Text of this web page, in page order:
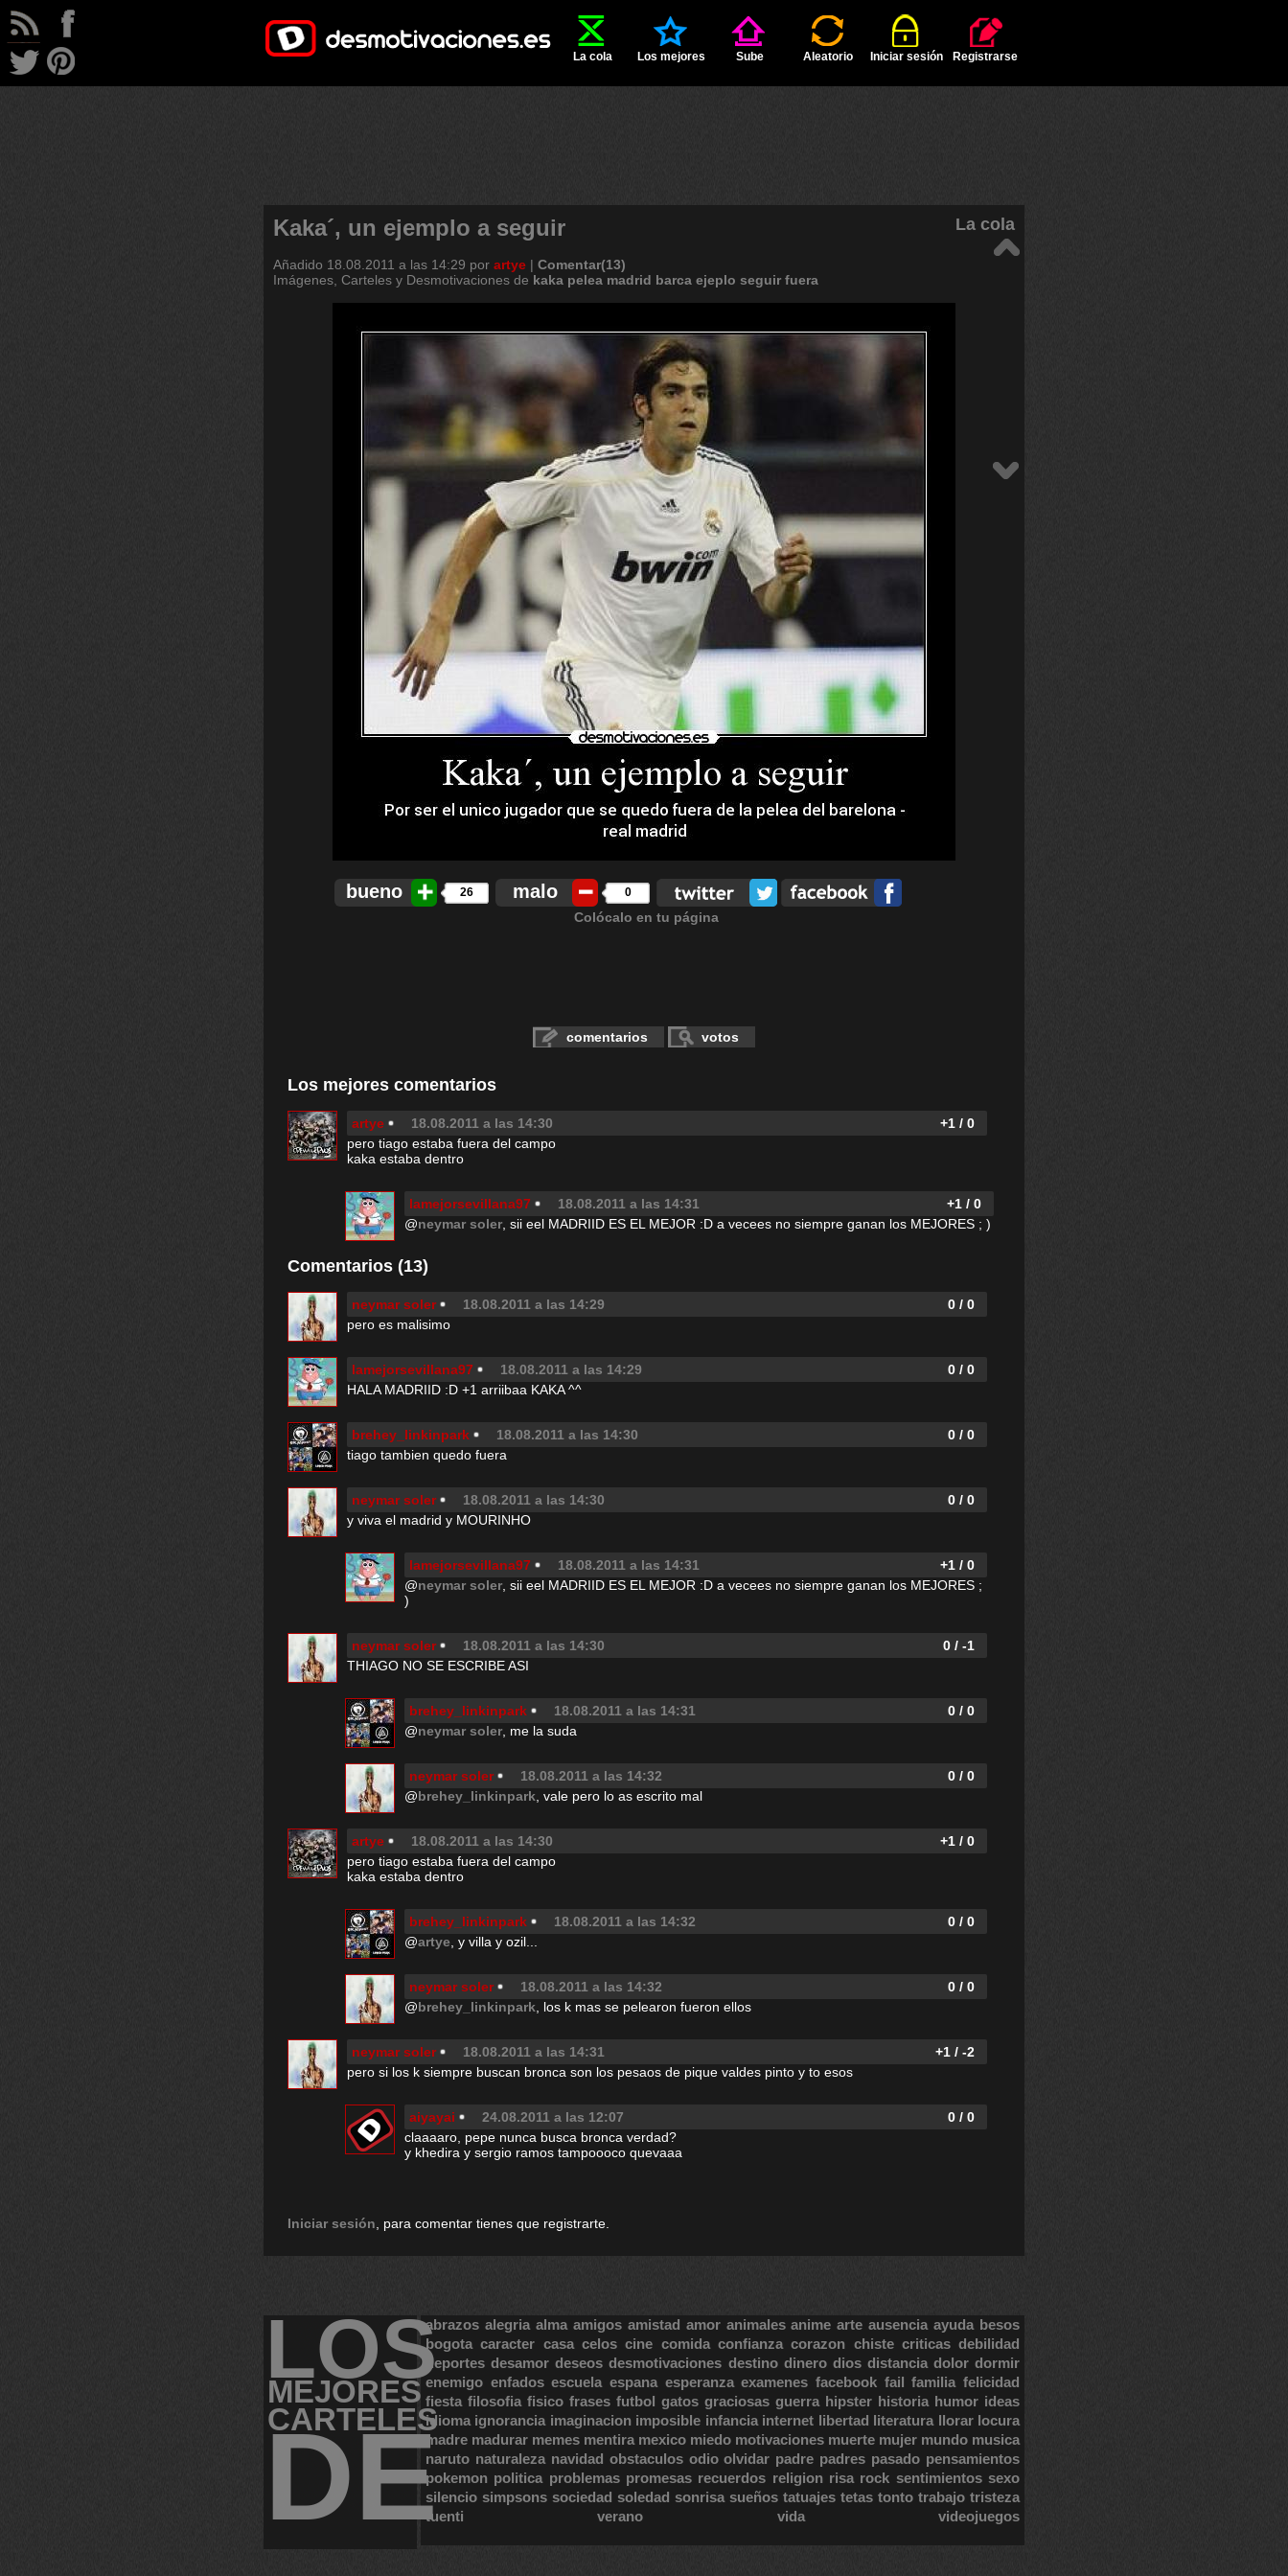
La cola Los mejores Sube Aleatorio Iniciar sesión Registrarse
Kaka´, un ejemplo a seguir La cola
Añadido 18.08.2011 a las 14:29 por artye | Comentar(13)
Imágenes, Carteles y Desmotivaciones de kaka pelea madrid barca ejeplo seguir fuera
bueno 26 malo 0
Colócalo en tu página
comentarios votos
Los mejores comentarios
artye 18.08.2011 a las 14:30
+1 / 0
pero tiago estaba fuera del campo
kaka estaba dentro
lamejorsevillana97 18.08.2011 a las 14:31
+1 / 0
@neymar soler , sii eel MADRIID ES EL MEJOR :D a vecees no siempre ganan los MEJORES ; )
Comentarios (13)
neymar soler 18.08.2011 a las 14:29
0 / 0
pero es malisimo
lamejorsevillana97 18.08.2011 a las 14:29
0 / 0
HALA MADRIID :D +1 arriibaa KAKA ^^
brehey_linkinpark 18.08.2011 a las 14:30
0 / 0
tiago tambien quedo fuera
neymar soler 18.08.2011 a las 14:30
0 / 0
y viva el madrid y MOURINHO
lamejorsevillana97 18.08.2011 a las 14:31
+1 / 0
@neymar soler , sii eel MADRIID ES EL MEJOR :D a vecees no siempre ganan los MEJORES ;
)
neymar soler 18.08.2011 a las 14:30
0 / -1
THIAGO NO SE ESCRIBE ASI
brehey_linkinpark 18.08.2011 a las 14:31
0 / 0
@neymar soler , me la suda
neymar soler 18.08.2011 a las 14:32
0 / 0
@brehey_linkinpark , vale pero lo as escrito mal
artye 18.08.2011 a las 14:30
+1 / 0
pero tiago estaba fuera del campo
kaka estaba dentro
brehey_linkinpark 18.08.2011 a las 14:32
0 / 0
@artye , y villa y ozil...
neymar soler 18.08.2011 a las 14:32
0 / 0
@brehey_linkinpark , los k mas se pelearon fueron ellos
neymar soler 18.08.2011 a las 14:31
+1 / -2
pero si los k siempre buscan bronca son los pesaos de pique valdes pinto y to esos
aiyayai 24.08.2011 a las 12:07
0 / 0
claaaaro, pepe nunca busca bronca verdad?
y khedira y sergio ramos tampoooco quevaaa
Iniciar sesión , para comentar tienes que registrarte.
LOS
MEJORES
CARTELES
DE
abrazos alegria alma amigos amistad amor animales anime arte ausencia ayuda besos
bogota caracter casa celos cine comida confianza corazon chiste criticas debilidad
deportes desamor deseos desmotivaciones destino dinero dios distancia dolor dormir
enemigo enfados escuela espana esperanza examenes facebook fail familia felicidad
fiesta filosofia fisico frases futbol gatos graciosas guerra hipster historia humor ideas
idioma ignorancia imaginacion imposible infancia internet libertad literatura llorar locura
madre madurar memes mentira mexico miedo motivaciones muerte mujer mundo musica
naruto naturaleza navidad obstaculos odio olvidar padre padres pasado pensamientos
pokemon politica problemas promesas recuerdos religion risa rock sentimientos sexo
silencio simpsons sociedad soledad sonrisa sueños tatuajes tetas tonto trabajo tristeza
tuenti
verano vida videojuegos